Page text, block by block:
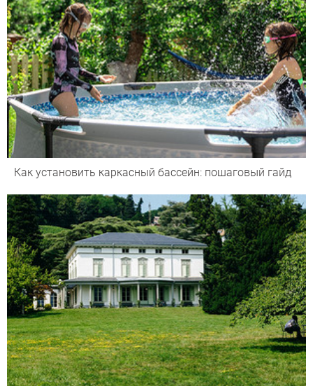
Как установить каркасный бассейн: пошаговый гайд